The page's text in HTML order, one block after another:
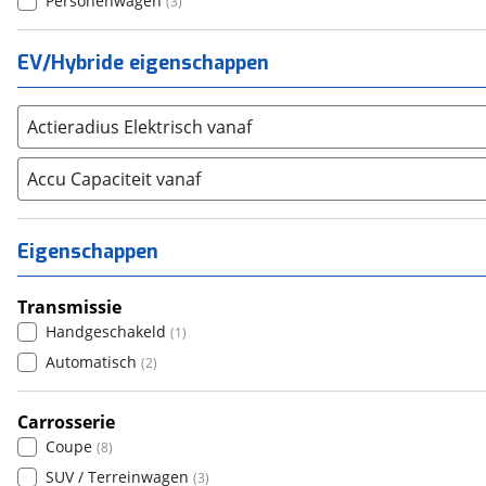
SKODA (0)
Suzuki
Toyota (20 )
Volvo (12)
Alle merken
Abarth (17)
Aiways
Alfa Romeo
Alpina (
Alpine (0)
Aston Martin (
Audi (144)
Austin (2
Auto Union
Benimar (0)
EV/Hybride eigenschappen
Actieradius Elektrisch vanaf
Accu Capaciteit vanaf
Eigenschappen
Transmissie
Handgeschakeld (1)
Automatisch (2)
Carrosserie
Coupe (8)
SUV / Terreinwagen (3)